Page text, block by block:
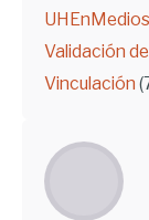
UHEnMedios
Validación
Vinculación